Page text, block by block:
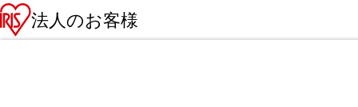
法人のお客様